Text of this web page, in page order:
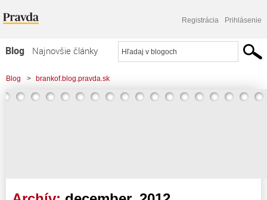
Registrácia Prihlásenie
Blog
Najnovšie články
Najčítanejšie články
Najkomentovanejšie články
Blog > brankof.blog.pravda.sk